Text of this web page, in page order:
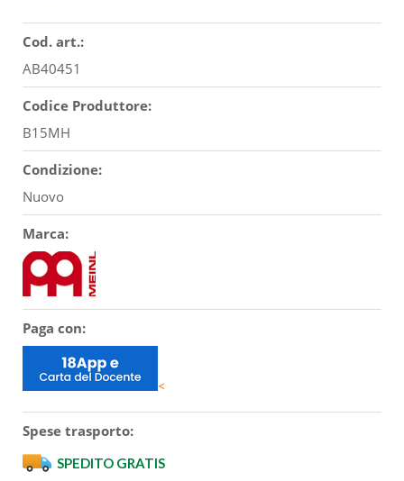
Cod. art.:
AB40451
Codice Produttore:
B15MH
Condizione:
Nuovo
Marca:
Paga con:
<
Spese trasporto:
SPEDITO GRATIS